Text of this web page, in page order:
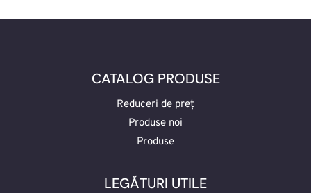
CATALOG PRODUSE
Reduceri de preț
Produse noi
Produse
LEGĂTURI UTILE